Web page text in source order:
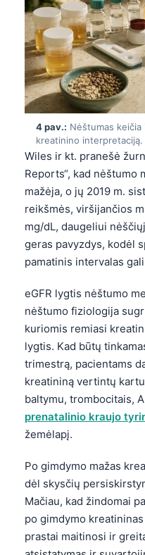
4 pav.: Nėštumas
kreatinino interpretaciją.
Wiles ir kt. pranešė
Reports“, kad nėštumo
mažėja, o jų 2019 m.
reikšmės, viršijančios
mg/dL, daugeliui
geras pavyzdys, kodėl
pamatinis intervalas
eGFR lygtis nėštumo
nėštumo fiziologija
kuriomis remiasi
lygtis. Kad būtų
trimestrą, pacientams
kreatininą vertintų
baltymu, trombocitais,
prenatalinio kraujo
žemėlapį.
Po gimdymo mažas
dėl skysčių
Mačiau, kad žindomai
po gimdymo
prastai maitinosi ir